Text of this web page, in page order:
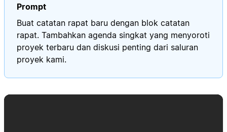
Prompt
Buat catatan rapat baru dengan blok catatan
rapat. Tambahkan agenda singkat yang menyoroti
proyek terbaru dan diskusi penting dari saluran
proyek kami.